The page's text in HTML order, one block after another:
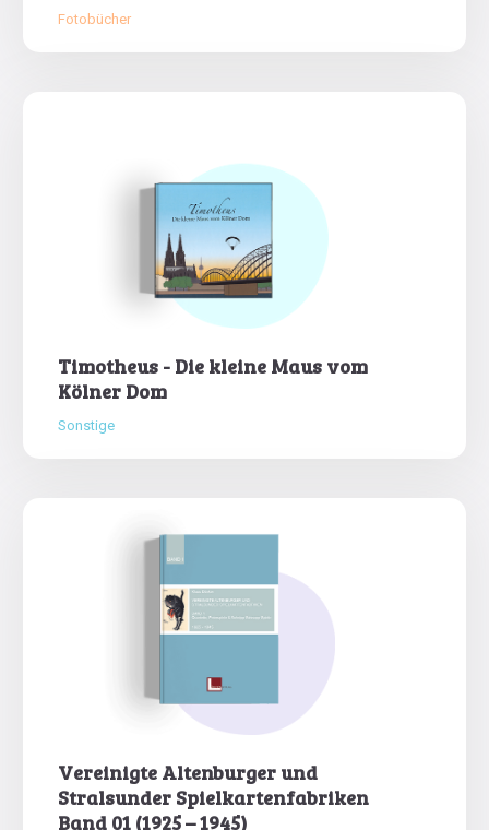
Fotobücher
Timotheus - Die kleine Maus vom
Kölner Dom
Sonstige
Vereinigte Altenburger und
Stralsunder Spielkartenfabriken
Band 01 (1925 – 1945)